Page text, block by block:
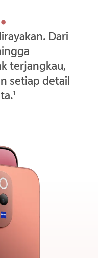
Dari
terjangkau,
setiap detail
1